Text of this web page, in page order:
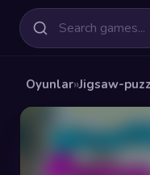
Oyunlar»Jigsaw-